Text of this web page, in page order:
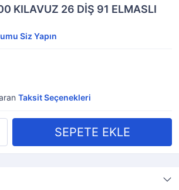
KILAVUZ 26 DİŞ 91 ELMASLI
Siz Yapın
Taksit Seçenekleri